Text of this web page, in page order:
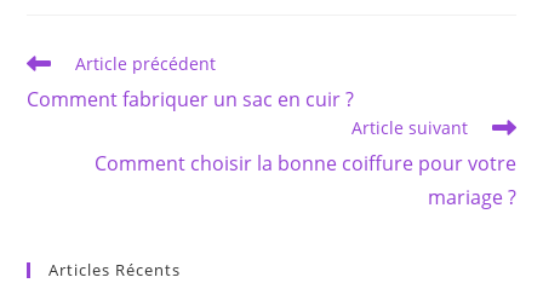
Read
articles
Article précédent
Comment fabriquer un sac en cuir ?
Article suivant
Comment choisir la bonne coiffure pour votre
mariage ?
Articles Récents